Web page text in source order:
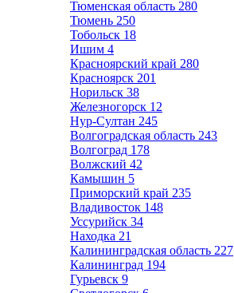
Тюменская область 280
Тюмень 250
Тобольск 18
Ишим 4
Красноярский край 280
Красноярск 201
Норильск 38
Железногорск 12
Нур-Султан 245
Волгоградская область 243
Волгоград 178
Волжский 42
Камышин 5
Приморский край 235
Владивосток 148
Уссурийск 34
Находка 21
Калининградская область 227
Калининград 194
Гурьевск 9